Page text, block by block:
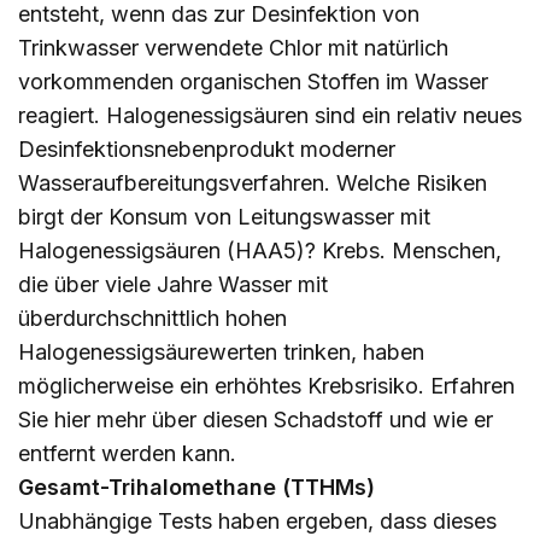
entsteht, wenn das zur Desinfektion von
Trinkwasser verwendete Chlor mit natürlich
vorkommenden organischen Stoffen im Wasser
reagiert. Halogenessigsäuren sind ein relativ neues
Desinfektionsnebenprodukt moderner
Wasseraufbereitungsverfahren. Welche Risiken
birgt der Konsum von Leitungswasser mit
Halogenessigsäuren (HAA5)? Krebs. Menschen,
die über viele Jahre Wasser mit
überdurchschnittlich hohen
Halogenessigsäurewerten trinken, haben
möglicherweise ein erhöhtes Krebsrisiko. Erfahren
Sie hier mehr über diesen Schadstoff und wie er
entfernt werden kann.
Gesamt-Trihalomethane (TTHMs)
Unabhängige Tests haben ergeben, dass dieses